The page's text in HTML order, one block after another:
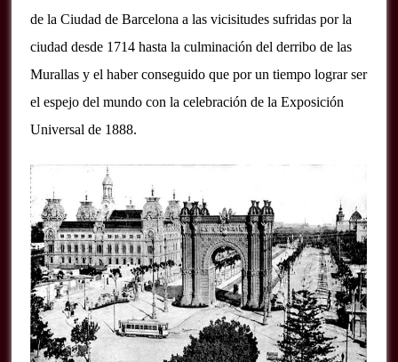
de la Ciudad de Barcelona a las vicisitudes sufridas por la
ciudad desde 1714 hasta la culminación del derribo de las
Murallas y el haber conseguido que por un tiempo lograr ser
el espejo del mundo con la celebración de la Exposición
Universal de 1888.